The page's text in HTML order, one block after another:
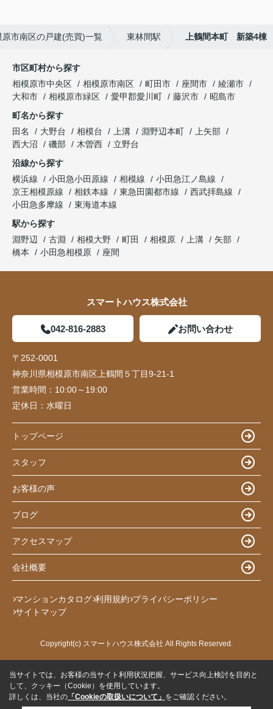
原市南区の戸建(売買)一覧 東林間駅 上鶴間本町 新築4棟
市区町村から探す
相模原市中央区
相模原市南区 町田市 座間市
綾瀬市
大和市
相模原市緑区 愛甲郡愛川町 藤沢市
昭島市
町名から探す
田名
大野台 相模台 上溝 淵野辺本町
上矢部
西大沼
磯部 木曽西
立野台
沿線から探す
横浜線
小田急小田原線 相模線
小田急江ノ島線
京王相模原線
相鉄本線 東急田園都市線
西武拝島線
小田急多摩線
東海道本線
駅から探す
淵野辺
古淵 相模大野 町田 相模原 上溝
矢部
橋本
小田急相模原 座間
スマートハウス株式会社
042-816-2883 お問い合わせ
〒252-0001
神奈川県相模原市南区上鶴間５丁目9-21-1
営業時間： 10:00～19:00
定休日： 水曜日
トップページ
スタッフ
お客様の声
ブログ
アクセスマップ
会社概要
マンションカタログ 利用規約 プライバシーポリシー
サイトマップ
Copyright(c) スマートハウス株式会社 All Rights Reserved.
当サイトでは、お客様の当サイト利用状況把握、サービス向上検討を目的と
して、クッキー（Cookie）を使用しています。
詳しくは、当社の 「Cookieの取扱いについて」 をご確認ください。